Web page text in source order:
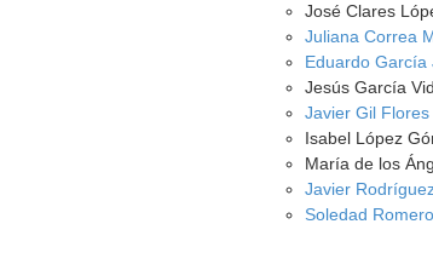
José Clares
Juliana Correa
Eduardo García
Jesús García
Javier Gil Flores
Isabel López
María de los
Javier
Soledad